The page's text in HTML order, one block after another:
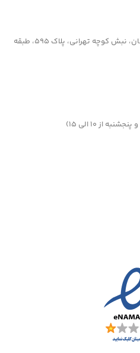
تهران، میدان رسالت،خیابان سمنگان، نبش کوچه تهرانی، پلاک ۵۹۵، طبقه